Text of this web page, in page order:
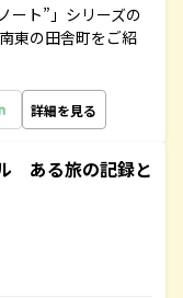
ート”」シリーズの
東の田舎町をご紹
詳細を見る
ある旅の記録と